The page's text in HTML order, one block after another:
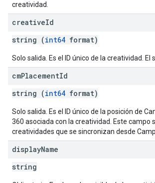
creatividad.
creativeId
string (int64 format)
Solo salida. Es el ID único de la creatividad. El
cmPlacementId
string (int64 format)
Solo salida. Es el ID único de la posición de
360 asociada con la creatividad. Este campo
creatividades que se sincronizan desde
displayName
string